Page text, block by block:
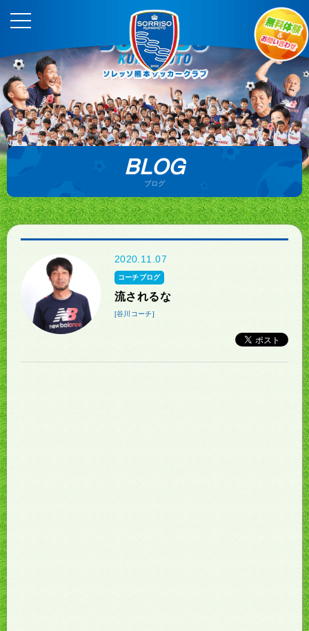
BLOG
ブログ
2020.11.07
コーチブログ
流されるな
[谷川コーチ]